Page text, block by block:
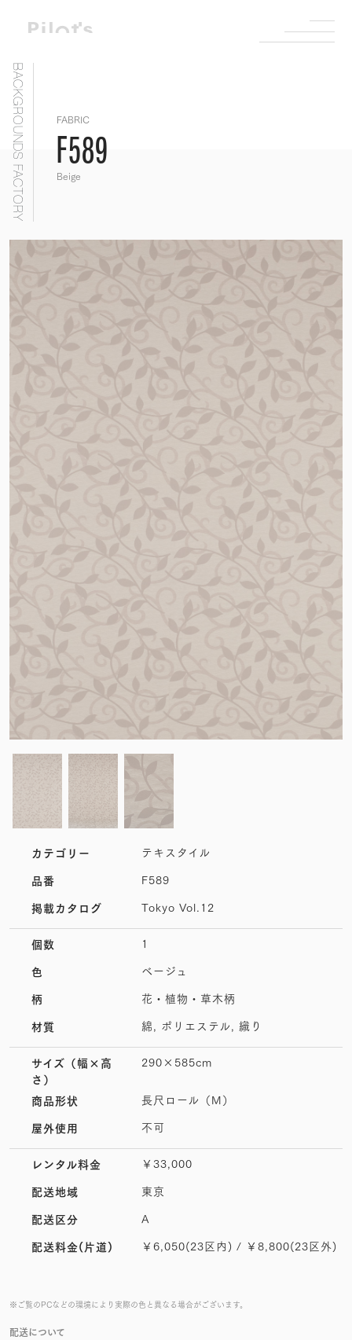
BACKGROUNDS FACTORY FABRIC
F589
Beige
※ご覧のPCなどの環境により実際の色と異なる場合がございます。
配送について
カテゴリー テキスタイル
品番 F589
掲載カタログ Tokyo Vol.12
個数 1
色 ベージュ
柄 花・植物・草木柄
材質 綿, ポリエステル, 織り
サイズ （幅×高
さ）
290×585cm
商品形状 長尺ロール（M）
屋外使用 不可
レンタル料金 ￥33,000
配送地域 東京
配送区分 A
配送料金(片道) ￥6,050(23区内) / ￥8,800(23区外)